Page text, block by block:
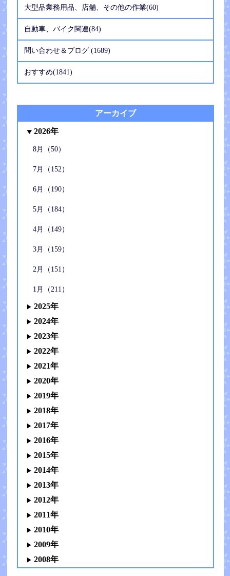
大型品業務用品、店舗、その他の作業(60)
自動車、バイク関連(84)
問い合わせ＆ブログ (1689)
おすすめ(1841)
アーカイブ
2026年
8月（50）
7月（152）
6月（190）
5月（184）
4月（149）
3月（159）
2月（151）
1月（211）
2025年
2024年
2023年
2022年
2021年
2020年
2019年
2018年
2017年
2016年
2015年
2014年
2013年
2012年
2011年
2010年
2009年
2008年